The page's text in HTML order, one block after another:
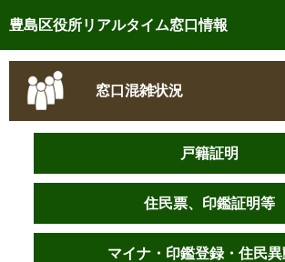
豊島区役所リアルタイム窓口情報
トップページへ
ご利用方法
事前予約
リアルタイム窓口混雑状況
リアルタイム交付状況確認
窓口混雑状況
戸籍証明
住民票、印鑑証明等
マイナ・印鑑登録・住民